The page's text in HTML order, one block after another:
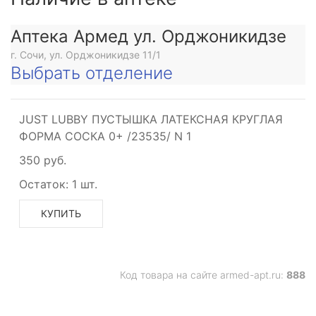
Аптека Армед ул. Орджоникидзе
г. Сочи, ул. Орджоникидзе 11/1
Выбрать отделение
JUST LUBBY ПУСТЫШКА ЛАТЕКСНАЯ КРУГЛАЯ
ФОРМА СОСКА 0+ /23535/ N 1
350 руб.
Остаток: 1 шт.
КУПИТЬ
Код товара на сайте armed-apt.ru: 888